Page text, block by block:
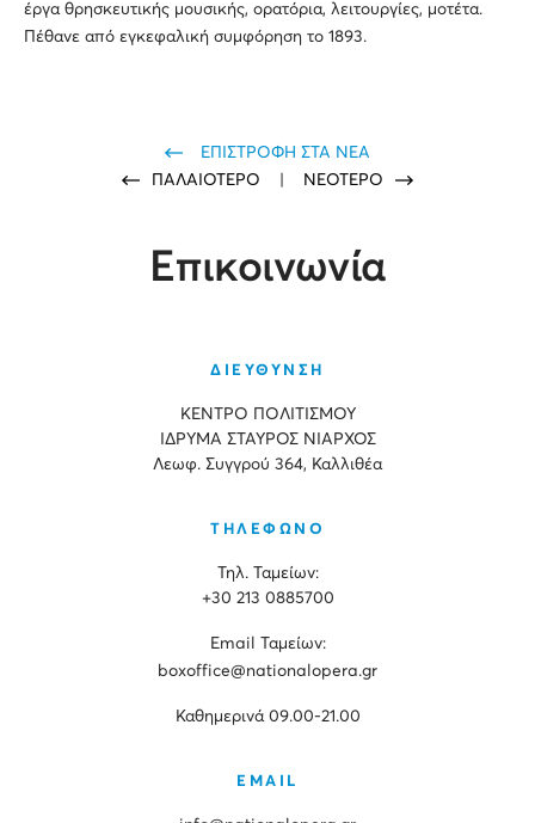
έργα θρησκευτικής μουσικής, ορατόρια, λειτουργίες, μοτέτα.
Πέθανε από εγκεφαλική συμφόρηση το 1893.
ΕΠΙΣΤΡΟΦΗ ΣΤΑ ΝΕΑ
ΠΑΛΑΙΟΤΕΡΟ
ΝΕΟΤΕΡΟ
Επικοινωνία
ΔΙΕΥΘΥΝΣΗ
ΚΕΝΤΡΟ ΠΟΛΙΤΙΣΜΟΥ
ΙΔΡΥΜΑ ΣΤΑΥΡΟΣ ΝΙΑΡΧΟΣ
Λεωφ. Συγγρού 364, Καλλιθέα
ΤΗΛΕΦΩΝΟ
Τηλ. Ταμείων:
+30 213 0885700
Εmail Ταμείων:
boxoffice@nationalopera.gr
Καθημερινά 09.00-21.00
EMAIL